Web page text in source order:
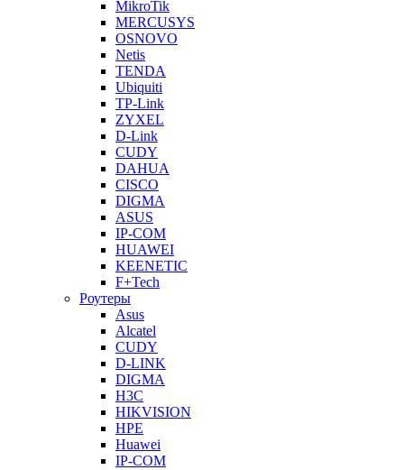
MikroTik
MERCUSYS
OSNOVO
Netis
TENDA
Ubiquiti
TP-Link
ZYXEL
D-Link
CUDY
DAHUA
CISCO
DIGMA
ASUS
IP-COM
HUAWEI
KEENETIC
F+Tech
Роутеры
Asus
Alcatel
CUDY
D-LINK
DIGMA
H3C
HIKVISION
HPE
Huawei
IP-COM